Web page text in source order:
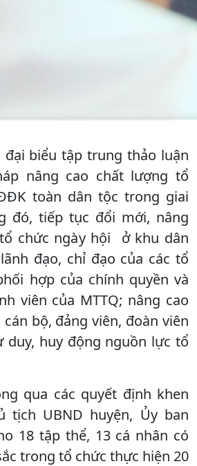
đại biểu tập trung thảo luận
nâng cao chất lượng tổ
toàn dân tộc trong giai
đó, tiếp tục đổi mới, nâng
chức ngày hội ở khu dân
đạo, chỉ đạo của các tổ
hợp của chính quyền và
viên của MTTQ; nâng cao
bộ, đảng viên, đoàn viên
huy động nguồn lực tổ
qua các quyết định khen
tịch UBND huyện, Ủy ban
18 tập thể, 13 cá nhân có
trong tổ chức thực hiện 20